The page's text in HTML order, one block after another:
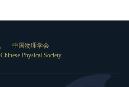
中国物理学会
Chinese Physical Society